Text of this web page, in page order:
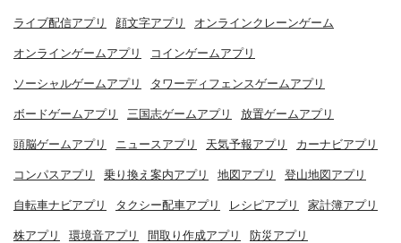
ライブ配信アプリ 顔文字アプリ オンラインクレーンゲーム
オンラインゲームアプリ コインゲームアプリ
ソーシャルゲームアプリ タワーディフェンスゲームアプリ
ボードゲームアプリ 三国志ゲームアプリ 放置ゲームアプリ
頭脳ゲームアプリ ニュースアプリ 天気予報アプリ カーナビアプリ
コンパスアプリ 乗り換え案内アプリ 地図アプリ 登山地図アプリ
自転車ナビアプリ タクシー配車アプリ レシピアプリ 家計簿アプリ
株アプリ 環境音アプリ 間取り作成アプリ 防災アプリ